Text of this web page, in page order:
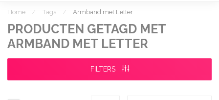
Home / Tags / Armband met Letter
PRODUCTEN GETAGD MET
ARMBAND MET LETTER
FILTERS